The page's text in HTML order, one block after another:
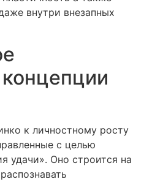
внутри внезапных
к личностному росту
с целью
удачи». Оно строится на